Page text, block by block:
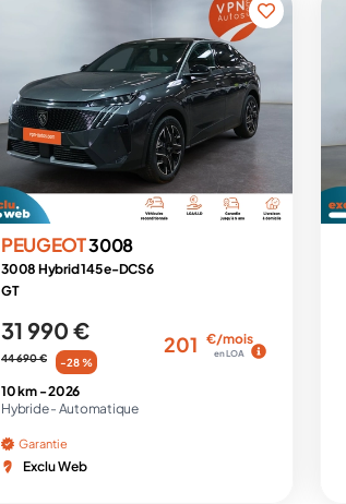
PEUGEOT3008
3008 Hybrid 145 e-DCS6
GT
31 990 €
44 690 € -28 %
201 €/mois
en LOA
10 km -2026
Hybride - Automatique
Garantie
Exclu Web